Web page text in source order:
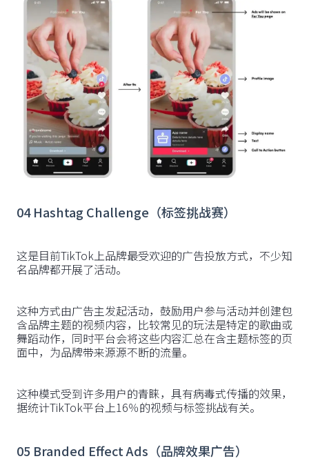
04 Hashtag Challenge（标签挑战赛）
这是目前TikTok上品牌最受欢迎的广告投放方式，不少知
名品牌都开展了活动。
这种方式由广告主发起活动，鼓励用户参与活动并创建包
含品牌主题的视频内容，比较常见的玩法是特定的歌曲或
舞蹈动作，同时平台会将这些内容汇总在含主题标签的页
面中，为品牌带来源源不断的流量。
这种模式受到许多用户的青睐，具有病毒式传播的效果，
据统计TikTok平台上16％的视频与标签挑战有关。
05 Branded Effect Ads（品牌效果广告）